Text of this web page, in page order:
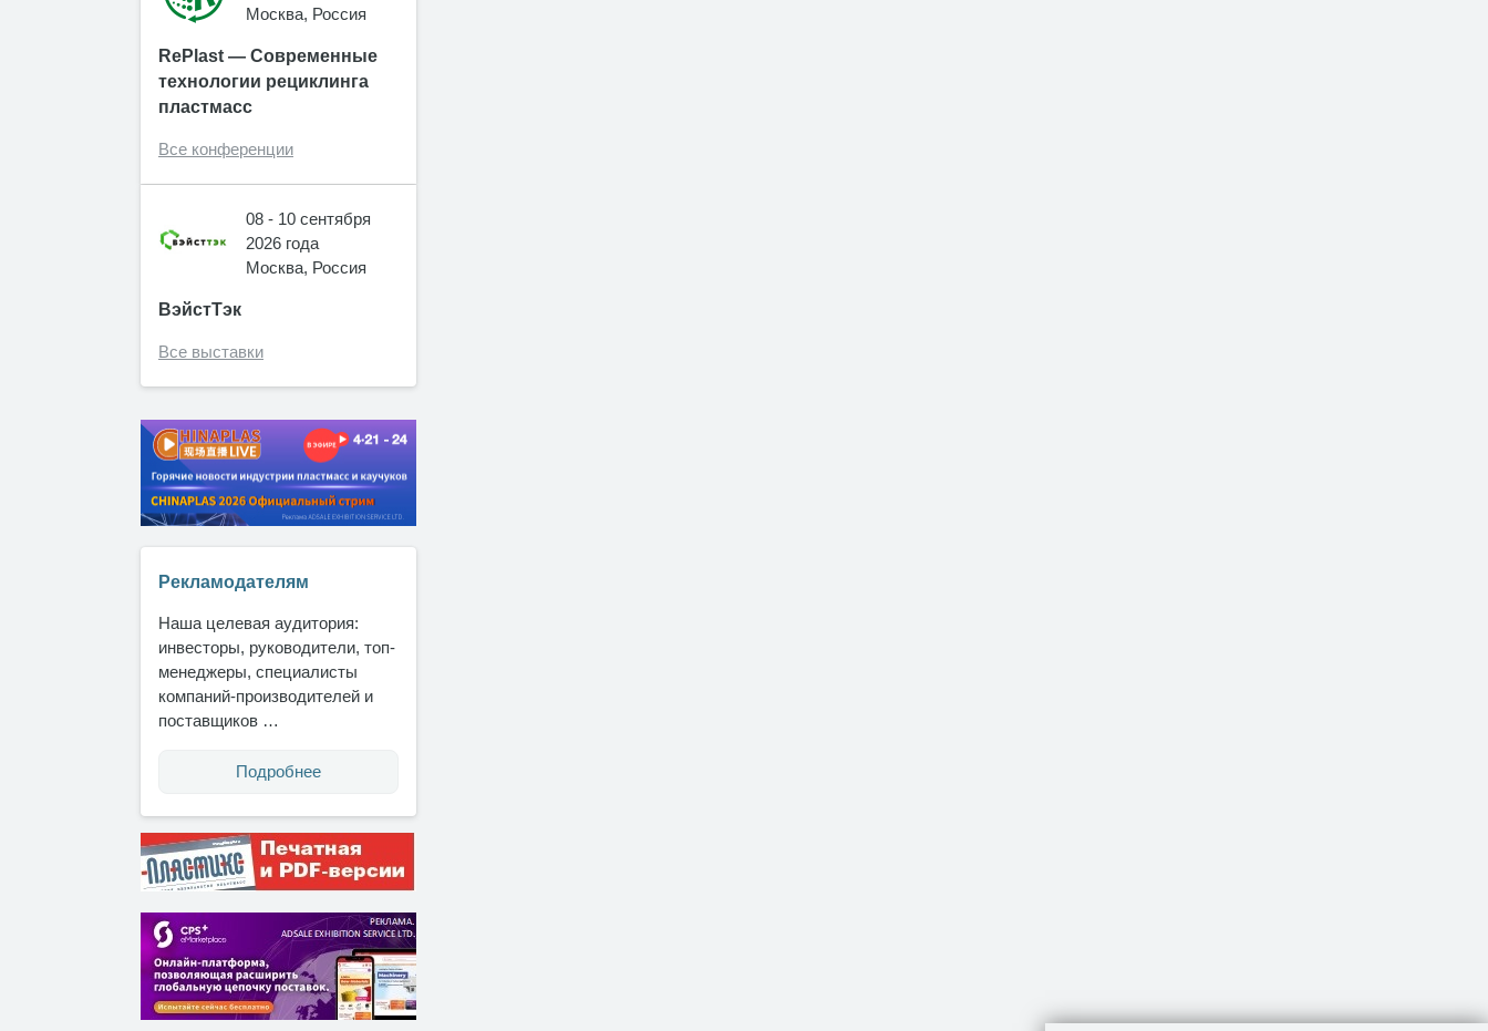
Москва, Россия
RePlast — Современные
технологии рециклинга
пластмасс
Все конференции
08 - 10 сентября
2026 года
Москва, Россия
ВэйстТэк
Все выставки
Рекламодателям
Наша целевая аудитория:
инвесторы, руководители, топ-
менеджеры, специалисты
компаний-производителей и
поставщиков …
Подробнее